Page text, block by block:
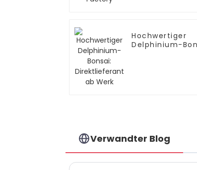
Hochwertiger
Delphinium-
Verwandter Blog